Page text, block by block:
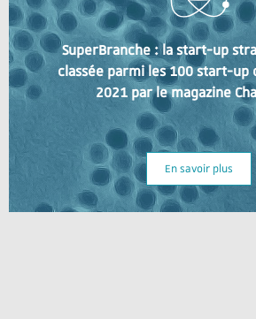
SuperBranche : la start-up
classée parmi les 100 start-up
2021 par le magazine
En savoir plus